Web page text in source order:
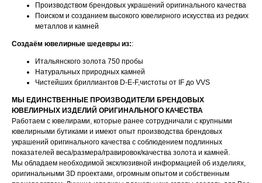
Производством брендовых украшений оригинального качества
Поиском и созданием высокого ювелирного искусства из редких
металлов и камней
Создаём ювелирные шедевры из::
Итальянского золота 750 пробы
Натуральных природных камней
Чистейших бриллиантов D-E-F,чистоты от IF до VVS
МЫ ЕДИНСТВЕННЫЕ ПРОИЗВОДИТЕЛИ БРЕНДОВЫХ
ЮВЕЛИРНЫХ ИЗДЕЛИЙ ОРИГИНАЛЬНОГО КАЧЕСТВА
Работаем с ювелирами, которые ранее сотрудничали с крупными
ювелирными бутиками и имеют опыт производства брендовых
украшений оригинального качества с соблюдением подлинных
показателей веса/размера/гравировок/качества золота и камней.
Мы обладаем необходимой эксклюзивной информацией об изделиях,
оригинальными 3D проектами, огромным опытом и собственным